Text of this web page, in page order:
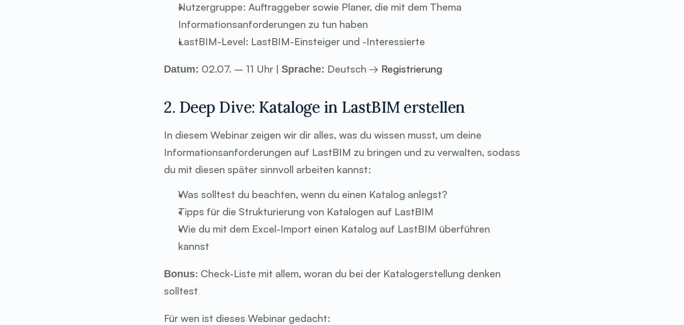
Nutzergruppe: Auftraggeber sowie Planer, die mit dem Thema
Informationsanforderungen zu tun haben
LastBIM-Level: LastBIM-Einsteiger und -Interessierte
Datum: 02.07. – 11 Uhr | Sprache: Deutsch → Registrierung
2. Deep Dive: Kataloge in LastBIM erstellen
In diesem Webinar zeigen wir dir alles, was du wissen musst, um deine
Informationsanforderungen auf LastBIM zu bringen und zu verwalten, sodass
du mit diesen später sinnvoll arbeiten kannst:
Was solltest du beachten, wenn du einen Katalog anlegst?
Tipps für die Strukturierung von Katalogen auf LastBIM
Wie du mit dem Excel-Import einen Katalog auf LastBIM überführen
kannst
Bonus: Check-Liste mit allem, woran du bei der Katalogerstellung denken
solltest
Für wen ist dieses Webinar gedacht: